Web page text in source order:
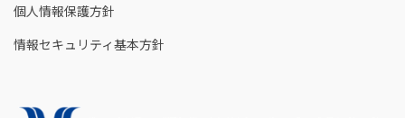
個人情報保護方針
情報セキュリティ基本方針